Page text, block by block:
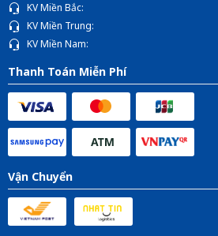
KV Miền Bắc:
KV Miền Trung:
KV Miền Nam:
Thanh Toán Miễn Phí
Vận Chuyển